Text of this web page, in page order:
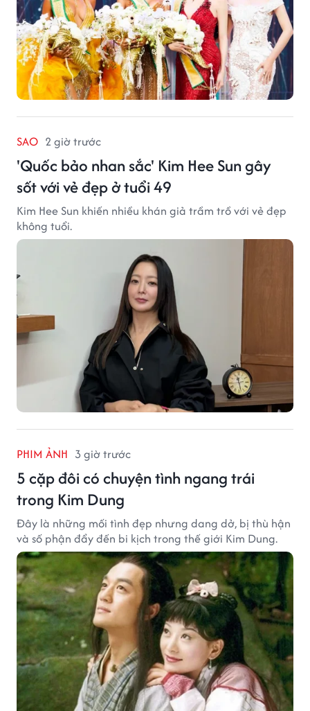
SAO 2 giờ trước
'Quốc bảo nhan sắc' Kim Hee Sun gây
sốt với vẻ đẹp ở tuổi 49
Kim Hee Sun khiến nhiều khán giả trầm trồ với vẻ đẹp
không tuổi.
PHIM ẢNH 3 giờ trước
5 cặp đôi có chuyện tình ngang trái
trong Kim Dung
Đây là những mối tình đẹp nhưng dang dở, bị thù hận
và số phận đẩy đến bi kịch trong thế giới Kim Dung.